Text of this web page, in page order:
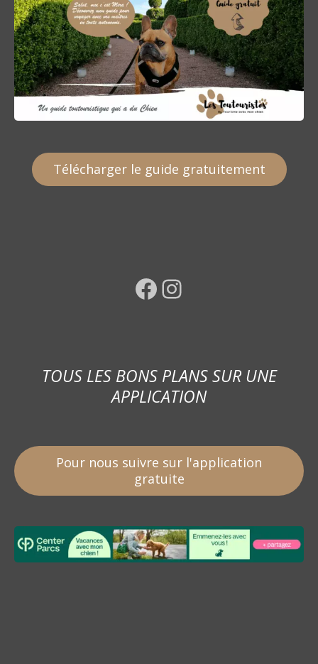
Télécharger le guide gratuitement
Facebook Instagram
TOUS LES BONS PLANS SUR UNE
APPLICATION
Pour nous suivre sur l'application
gratuite